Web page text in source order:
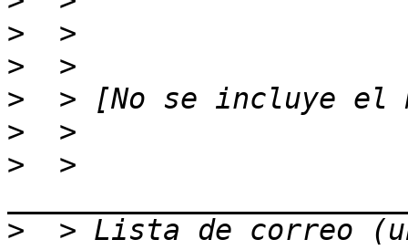
>
>
>
>
>
  >
>